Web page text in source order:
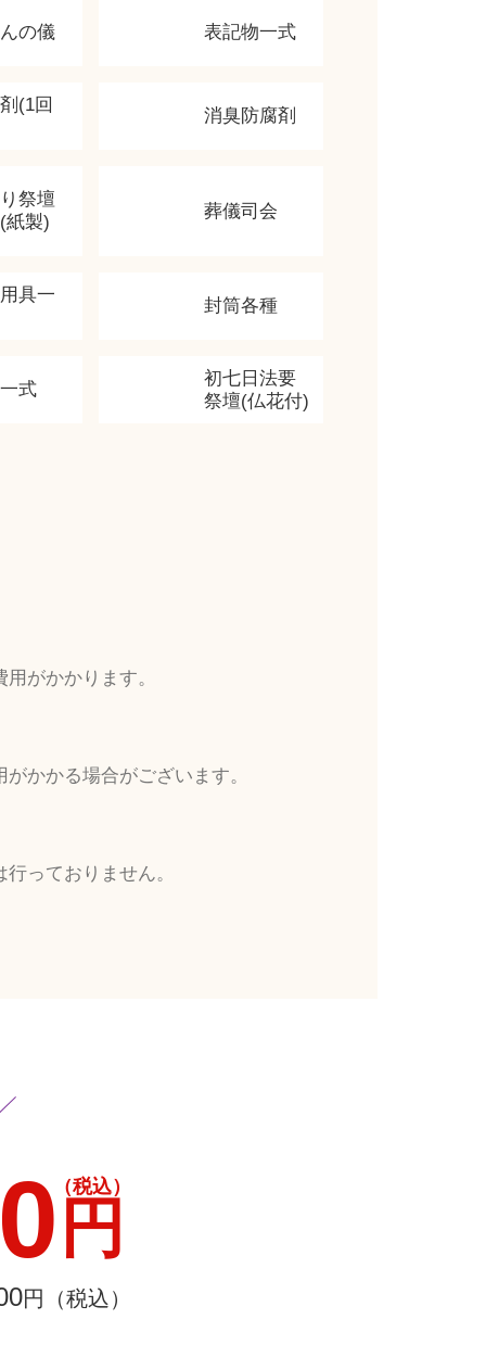
の儀 表記物一式
(1回
消臭防腐剤
祭壇
紙製)
葬儀司会
具一
封筒各種
式
初七日法要
祭壇(仏花付)
がかかります。
かかる場合がございます。
っておりません。
円
（税込）
円（税込）